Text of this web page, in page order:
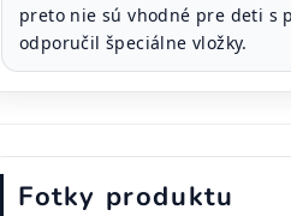
preto nie sú vhodné pre deti s
odporučil špeciálne vložky.
Fotky produktu